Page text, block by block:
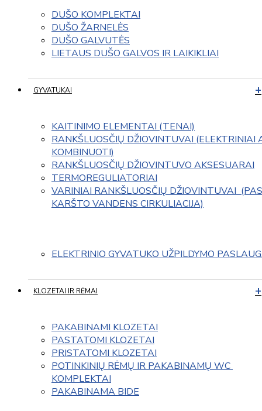
DUŠO KOMPLEKTAI
DUŠO ŽARNELĖS
DUŠO GALVUTĖS
LIETAUS DUŠO GALVOS IR LAIKIKLIAI
GYVATUKAI
KAITINIMO ELEMENTAI (TENAI)
RANKŠLUOSČIŲ DŽIOVINTUVAI (ELEKTRINIAI
KOMBINUOTI)
RANKŠLUOSČIŲ DŽIOVINTUVO AKSESUARAI
TERMOREGULIATORIAI
VARINIAI RANKŠLUOSČIŲ DŽIOVINTUVAI
KARŠTO VANDENS CIRKULIACIJA)
ELEKTRINIO GYVATUKO UŽPILDYMO
KLOZETAI IR RĖMAI
PAKABINAMI KLOZETAI
PASTATOMI KLOZETAI
PRISTATOMI KLOZETAI
POTINKINIŲ RĖMŲ IR PAKABINAMŲ WC
KOMPLEKTAI
PAKABINAMA BIDE